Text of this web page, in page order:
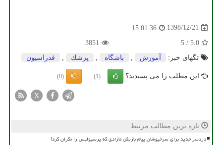
1398/12/21
15:01:36
5.0
/
5
3851
تگهای خبر:
آموزش باشگاه پزشك فدراسیون
این مطلب را می پسندید؟ (1)
(0)
X
تازه ترین مطالب مرتبط
دردسر جدید برای سرخپوشان پیام بازیکن مازادی که پرسپولیس را نگران کرد!